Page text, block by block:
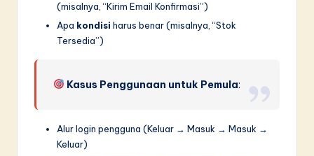
(misalnya, “Kirim Email Konfirmasi”)
Apa kondisi harus benar (misalnya, “Stok
Tersedia”)
Kasus Penggunaan untuk Pemula:
Alur login pengguna (Keluar → Masuk → Masuk →
Keluar)